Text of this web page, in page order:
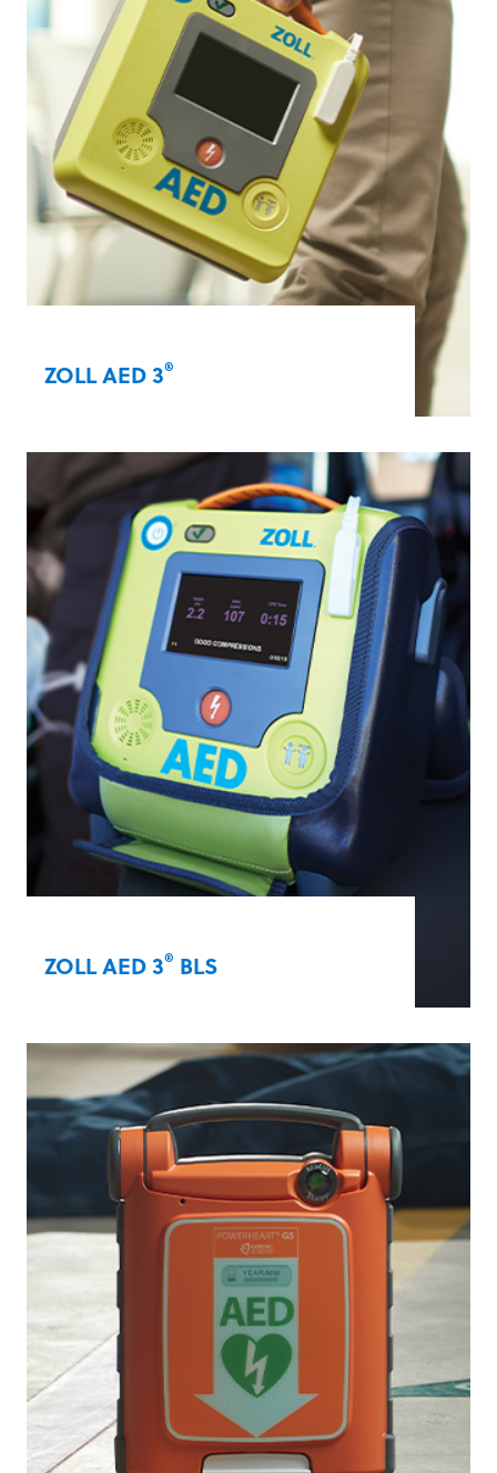
ZOLL AED 3®
CPR Help -technologie kunnen ook niet-
professionele verleners hoogwaardige
reanimatie geven. Extra mogelijkheden
zijn onder andere geïntegreerde
mogelijkheden voor reanimatie van
kinderen, wifi-verbinding en Rapid
Shock® -analyse, waarmee in slechts
5 seconden een elektrische schok kan
worden toegediend.
Meer informatie
ZOLL AED 3® BLS
ondersteuning bij reanimaties van zowel
volwassenen als kinderen bij een
plotselinge hartstilstand. En het is een van
de snelste AED's in de industrie voor het
toedienen van een schok na het stoppen
van borstcompressies.
Meer informatie